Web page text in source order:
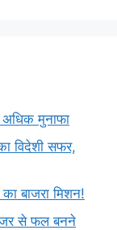
अधिक मुनाफा
विदेशी सफर,
बाजरा मिशन!
से फल बनने